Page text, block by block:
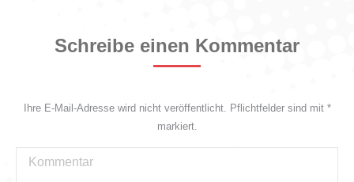
Schreibe einen Kommentar
Ihre E-Mail-Adresse wird nicht veröffentlicht. Pflichtfelder sind mit *
markiert.
Kommentar